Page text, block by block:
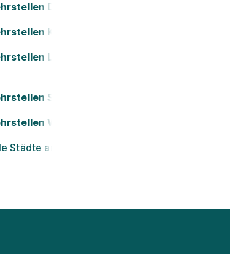
Dornbirn
Kapfenberg
Leoben
St. Pölten
Wels
Städte ansehen